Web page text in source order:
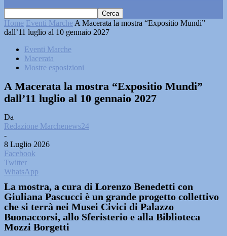
Home Eventi Marche A Macerata la mostra “Expositio Mundi”
dall’11 luglio al 10 gennaio 2027
Eventi Marche
Macerata
Mostre esposizioni
A Macerata la mostra “Expositio Mundi”
dall’11 luglio al 10 gennaio 2027
Da
Redazione Marchenews24
-
8 Luglio 2026
Facebook
Twitter
WhatsApp
La mostra, a cura di Lorenzo Benedetti con
Giuliana Pascucci è un grande progetto collettivo
che si terrà nei Musei Civici di Palazzo
Buonaccorsi, allo Sferisterio e alla Biblioteca
Mozzi Borgetti